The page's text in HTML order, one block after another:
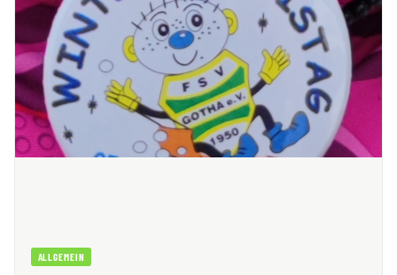
DIE
VOLLEYBALL
DAMENMANNSCHAFT
ALLGEMEIN